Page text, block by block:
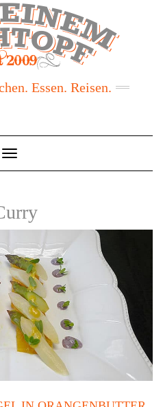
Essen. Reisen.
Toggle
Navigation